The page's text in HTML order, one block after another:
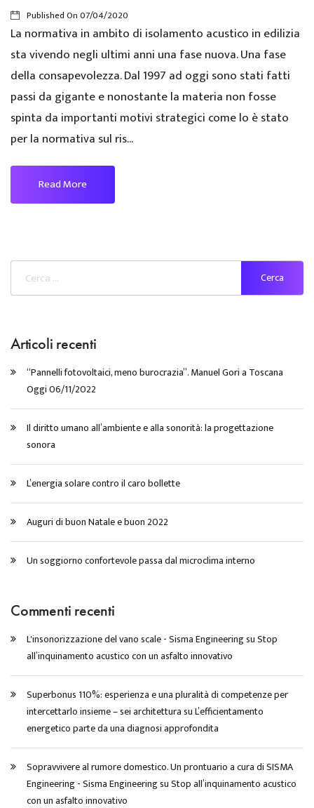
Published On07/04/2020
La normativa in ambito di isolamento acustico in edilizia
sta vivendo negli ultimi anni una fase nuova. Una fase
della consapevolezza. Dal 1997 ad oggi sono stati fatti
passi da gigante e nonostante la materia non fosse
spinta da importanti motivi strategici come lo è stato
per la normativa sul ris...
Read More
Articoli recenti
“Pannelli fotovoltaici, meno burocrazia”. Manuel Gori a Toscana
Oggi 06/11/2022
Il diritto umano all’ambiente e alla sonorità: la progettazione
sonora
L’energia solare contro il caro bollette
Auguri di buon Natale e buon 2022
Un soggiorno confortevole passa dal microclima interno
Commenti recenti
L'insonorizzazione del vano scale - Sisma EngineeringsuStop
all’inquinamento acustico con un asfalto innovativo
Superbonus 110%: esperienza e una pluralità di competenze per
intercettarlo insieme – sei architetturasuL’efficientamento
energetico parte da una diagnosi approfondita
Sopravvivere al rumore domestico. Un prontuario a cura di SISMA
Engineering - Sisma EngineeringsuStop all’inquinamento acustico
con un asfalto innovativo